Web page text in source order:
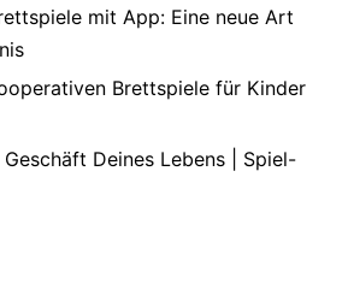
mit App: Eine neue Art
Brettspiele für Kinder
Geschäft Deines Lebens | Spiel-